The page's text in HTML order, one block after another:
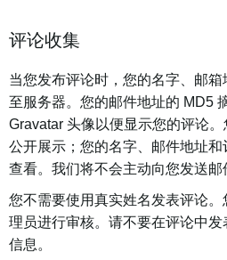
评论收集
当您发布评论时，您的名字、邮
至服务器。您的邮件地址的 MD5
Gravatar 头像以便显示您的评论
公开展示；您的名字、邮件地址
查看。我们将不会主动向您发送邮
您不需要使用真实姓名发表评论
理员进行审核。请不要在评论中
信息。